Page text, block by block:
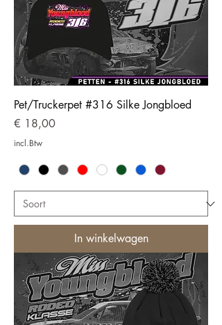
Pet/Truckerpet #316 Silke Jongbloed
Prijs
€ 18,00
incl.Btw
In winkelwagen